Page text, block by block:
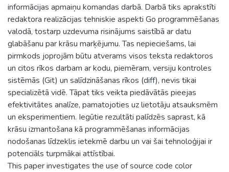
informācijas apmaiņu komandas darbā. Darbā tiks aprakstīti
redaktora realizācijas tehniskie aspekti Go programmēšanas
valodā, tostarp uzdevuma risinājums saistībā ar datu
glabāšanu par krāsu marķējumu. Tas nepieciešams, lai
pirmkods joprojām būtu atverams visos teksta redaktoros
un citos rīkos darbam ar kodu, piemēram, versiju kontroles
sistēmās (Git) un salīdzināšanas rīkos (diff), nevis tikai
specializētā vidē. Tāpat tiks veikta piedāvātās pieejas
efektivitātes analīze, pamatojoties uz lietotāju atsauksmēm
un eksperimentiem. Iegūtie rezultāti palīdzēs saprast, kā
krāsu izmantošana kā programmēšanas informācijas
nodošanas līdzeklis ietekmē darbu un vai šai tehnoloģijai ir
potenciāls turpmākai attīstībai.
This paper investigates the use of source code color